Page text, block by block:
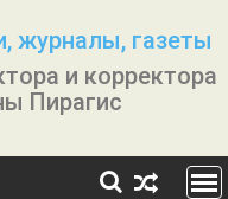
журналы, газеты
и корректора
Пирагис